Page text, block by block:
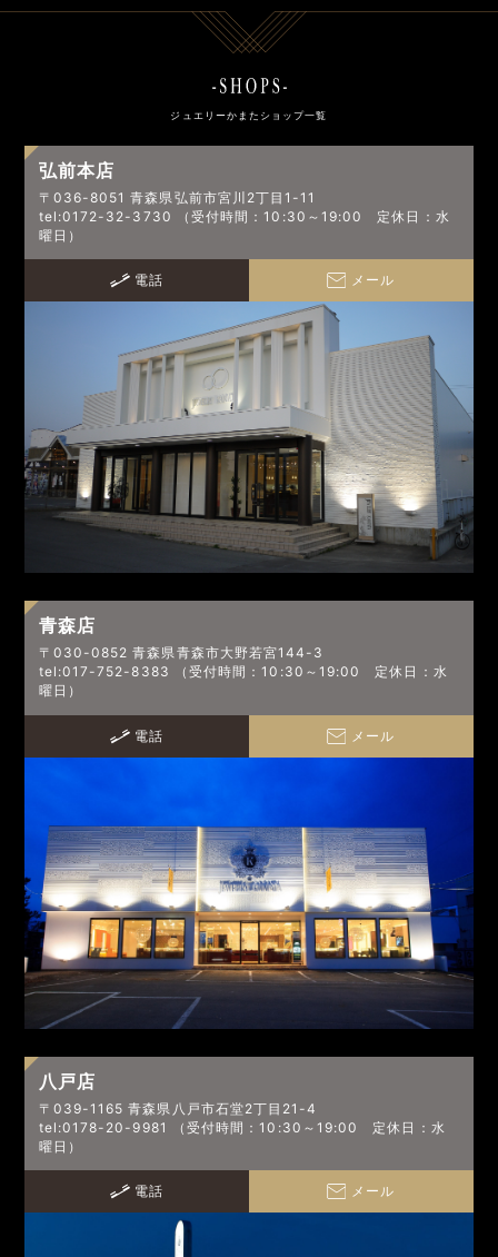
ジュエリーかまたショップ一覧
弘前本店
〒036-8051 青森県弘前市宮川2丁目1-11
tel:0172-32-3730 （受付時間：10:30～19:00 定休日：水
曜日）
電話 メール
青森店
〒030-0852 青森県青森市大野若宮144-3
tel:017-752-8383 （受付時間：10:30～19:00 定休日：水
曜日）
電話 メール
八戸店
〒039-1165 青森県八戸市石堂2丁目21-4
tel:0178-20-9981 （受付時間：10:30～19:00 定休日：水
曜日）
電話 メール